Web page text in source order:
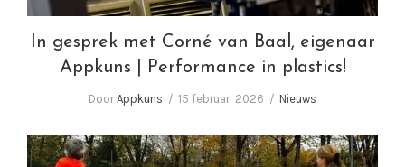
In gesprek met Corné van Baal, eigenaar
Appkuns | Performance in plastics!
DoorAppkuns 15 februari 2026 Nieuws